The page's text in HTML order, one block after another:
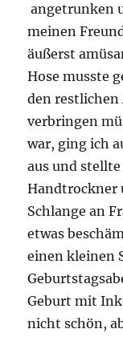
angetrunken
meinen
äußerst
Hose musste
den restlichen
verbringen
war, ging ich
aus und
Handtrockner
Schlange an
etwas
einen kleinen
Geburt mit
nicht schön,